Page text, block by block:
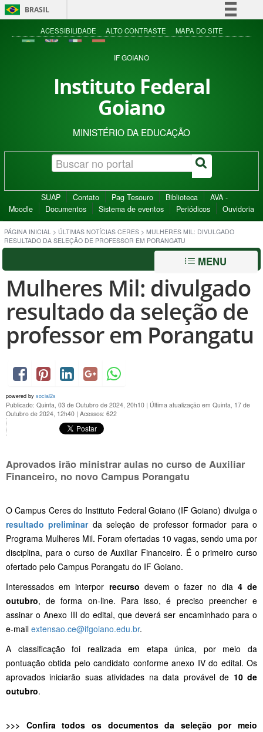
BRASIL
Simplifique!
Acesso à informação
ACESSIBILIDADE ALTO CONTRASTE MAPA DO SITE
IF GOIANO
Instituto Federal
Goiano
MINISTÉRIO DA EDUCAÇÃO
SUAP Contato Pag Tesouro Biblioteca
AVA -
Moodle
Documentos Sistema de eventos Periódicos Ouvidoria
PÁGINA INICIAL > ÚLTIMAS NOTÍCIAS CERES > MULHERES MIL: DIVULGADO
RESULTADO DA SELEÇÃO DE PROFESSOR EM PORANGATU
MENU
Mulheres Mil: divulgado
resultado da seleção de
professor em Porangatu
powered by social2s
Publicado: Quinta, 03 de Outubro de 2024, 20h10 | Última atualização em Quinta, 17 de
Outubro de 2024, 12h40 | Acessos: 622
Aprovados irão ministrar aulas no curso de Auxiliar
Financeiro, no novo Campus Porangatu
O Campus Ceres do Instituto Federal Goiano (IF Goiano) divulga o
resultado preliminarda seleção de professor formador para o
Programa Mulheres Mil. Foram ofertadas 10 vagas, sendo uma por
disciplina, para o curso de Auxiliar Financeiro. É o primeiro curso
ofertado pelo Campus Porangatu do IF Goiano.
Interessados em interpor recurso devem o fazer no dia 4 de
outubro, de forma on-line. Para isso, é preciso preencher e
assinar o Anexo III do edital, que deverá ser encaminhado para o
e-mail extensao.ce@ifgoiano.edu.br.
A classificação foi realizada em etapa única, por meio da
pontuação obtida pelo candidato conforme anexo IV do edital. Os
aprovados iniciarão suas atividades na data provável de 10 de
outubro.
>>> Confira todos os documentos da seleção por meio